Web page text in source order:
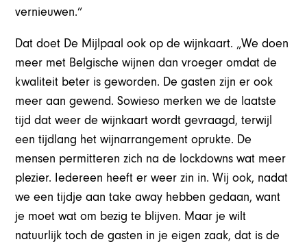
vernieuwen.”
Dat doet De Mijlpaal ook op de wijnkaart. „We doen
meer met Belgische wijnen dan vroeger omdat de
kwaliteit beter is geworden. De gasten zijn er ook
meer aan gewend. Sowieso merken we de laatste
tijd dat weer de wijnkaart wordt gevraagd, terwijl
een tijdlang het wijnarrangement oprukte. De
mensen permitteren zich na de lockdowns wat meer
plezier. Iedereen heeft er weer zin in. Wij ook, nadat
we een tijdje aan take away hebben gedaan, want
je moet wat om bezig te blijven. Maar je wilt
natuurlijk toch de gasten in je eigen zaak, dat is de